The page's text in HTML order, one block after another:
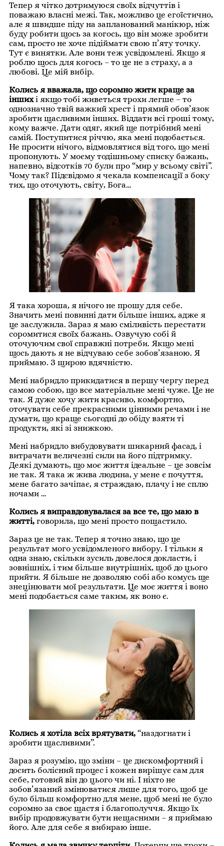
Тепер я чітко дотримуюся своїх відчуттів і
поважаю власні межі. Так, можливо це егоїстично,
але я швидше піду на запланований манікюр, ніж
буду робити щось за когось, що він може зробити
сам, просто не хоче підіймати свою п’яту точку.
Тут є винятки. Але вони теж усвідомлені. Якщо я
роблю щось для когось – то це не з страху, а з
любові. Це мій вибір.
Колись я вважала, що соромно жити краще за
іншихі якщо тобі живеться трохи легше – то
однозначно твій важкий хрест і прямий обов’язок
зробити щасливими інших. Віддати всі гроші тому,
кому важче. Дати одяг, який ще потрібний мені
самій. Поступитися річчю, яка мені подобається.
Не просити нічого, відмовлятися від того, що мені
пропонують. У моєму тодішньому списку бажань,
напевно, відсотків 70 були про “мир у всьому світі”.
Чому так? Підсвідомо я чекала компенсації з боку
тих, що оточують, світу, Бога…
Я така хороша, я нічого не прошу для себе.
Значить мені повинні дати більше інших, адже я
це заслужила. Зараз я маю сміливість перестати
соромитися своїх бажань. Озвучую собі й
оточуючим свої справжні потреби. Якщо мені
щось дають я не відчуваю себе зобов’язаною. Я
приймаю. З щирою вдячністю.
Мені набридло прикидатися в першу чергу перед
самою собою, що все матеріальне мені чуже. Це не
так. Я дуже хочу жити красиво, комфортно,
оточувати себе прекрасними цінними речами і не
думати, що краще сьогодні до обіду взяти ті
продукти, які зі знижкою.
Мені набридло вибудовувати шикарний фасад, і
витрачати величезні сили на його підтримку.
Деякі думають, що моє життя ідеальне – це зовсім
не так. Я така ж жива людина, у мене є почуття,
мене багато зачіпає, я страждаю, плачу і не сплю
ночами …
Колись я виправдовувалася за все те, що маю в
житті, говорила, що мені просто пощастило.
Зараз це не так. Тепер я точно знаю, що це
результат мого усвідомленого вибору. І тільки я
одна знаю, скільки зусиль довелося докласти, і
зовнішніх, і тим більше внутрішніх, щоб до цього
прийти. Я більше не дозволяю собі або комусь ще
знецінювати мої результати. Це моє життя і воно
мені подобається саме таким, як воно є.
Колись я хотіла всіх врятувати, “наздогнати і
зробити щасливими”.
Зараз я розумію, що зміни – це дискомфортний і
досить болісний процес і кожен вирішує сам для
себе, готовий він до цього чи ні. І ніхто не
зобов’язаний змінюватися лише для того, щоб це
було більш комфортно для мене, щоб мені не було
соромно за своє щастя і благополуччя. Якщо їх
вибір продовжувати бути нещасними – я приймаю
його. Але для себе я вибираю інше.